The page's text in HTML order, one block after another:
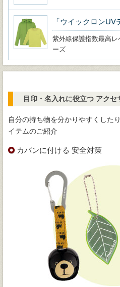
「ウイックロン
紫外線保護指数最高レ
ーズ
目印・名入れに役立つ アクセ
自分の持ち物を分かりやすくした
イテムのご紹介
カバンに付ける 安全対策